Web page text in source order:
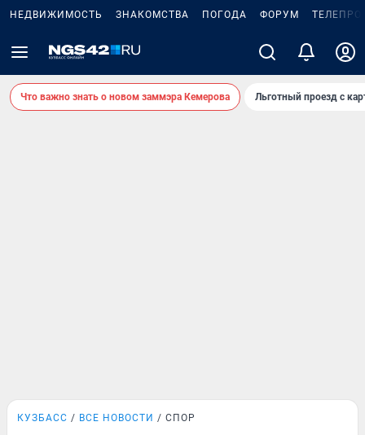
НЕДВИЖИМОСТЬ ЗНАКОМСТВА ПОГОДА ФОРУМ
Что важно знать о новом заммэра Кемерова Льготный проезд с
КУЗБАСС ВСЕ НОВОСТИ СПОР